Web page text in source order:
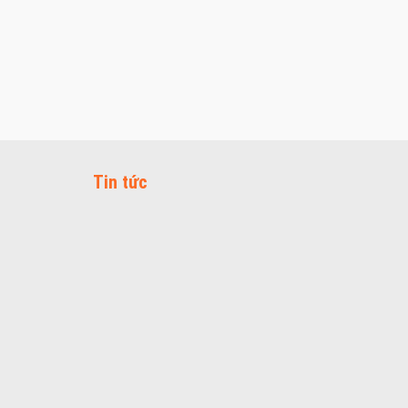
Tin tức